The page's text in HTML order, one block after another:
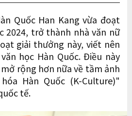
Quốc Han Kang vừa đoạt
2024, trở thành nhà văn nữ
giải thưởng này, viết nên
học Hàn Quốc. Điều này
rộng hơn nữa về tầm ảnh
Hàn Quốc (K-Culture)"
tế.